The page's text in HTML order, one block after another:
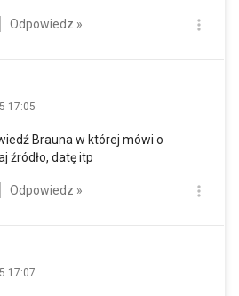
Odpowiedz »
17:05
Brauna w której mówi o
źródło, datę itp
Odpowiedz »
17:07